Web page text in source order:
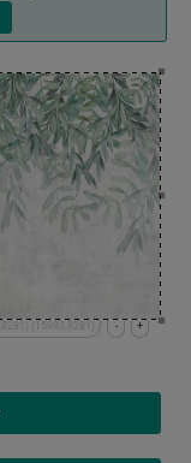
+
-
(15983,8281)